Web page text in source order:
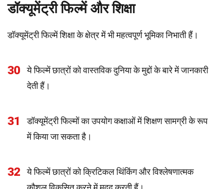
डॉक्यूमेंट्री फिल्में और शिक्षा
डॉक्यूमेंट्री फिल्में शिक्षा के क्षेत्र में भी महत्वपूर्ण भूमिका निभाती हैं।
30
ये फिल्में छात्रों को वास्तविक दुनिया के मुद्दों के बारे में जानकारी
देती हैं।
31
डॉक्यूमेंट्री फिल्मों का उपयोग कक्षाओं में शिक्षण सामग्री के रूप
में किया जा सकता है।
32
ये फिल्में छात्रों को क्रिटिकल थिंकिंग और विश्लेषणात्मक